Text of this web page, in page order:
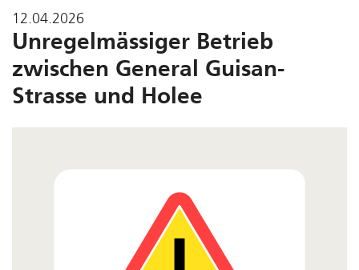
12.04.2026
Unregelmässiger Betrieb
zwischen General Guisan-
Strasse und Holee